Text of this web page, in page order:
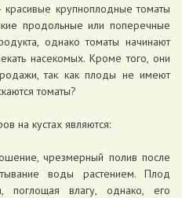
крупноплодные томаты
продольные или поперечные
однако томаты начинают
насекомых. Кроме того, они
так как плоды не имеют
томаты?
на кустах являются:
чрезмерный полив после
воды растением. Плод
поглощая влагу, однако, его